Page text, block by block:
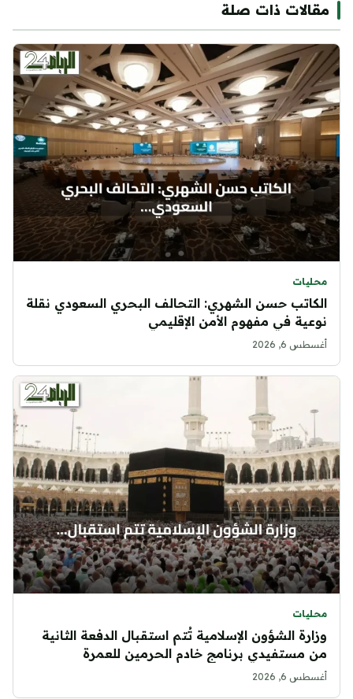
مقالات ذات صلة
محليات
الكاتب حسن الشهري: التحالف البحري السعودي نقلة
نوعية في مفهوم الأمن الإقليمي
أغسطس 6, 2026
محليات
وزارة الشؤون الإسلامية تُتم استقبال الدفعة الثانية
من مستفيدي برنامج خادم الحرمين للعمرة
أغسطس 6, 2026